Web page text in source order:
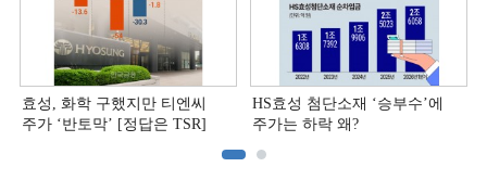
효성, 화학 구했지만 티엔씨
주가 ‘반토막’ [정답은 TSR]
HS효성 첨단소재 ‘승부수’에
주가는 하락 왜?